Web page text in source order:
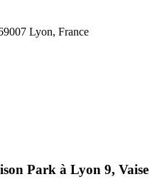
Lyon, France
Park à Lyon 9, Vaise